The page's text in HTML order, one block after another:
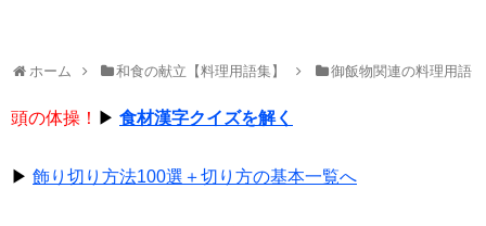
ホーム 和食の献立【料理用語集】 御飯物関連の料理用語
頭の体操！ ▶ 食材漢字クイズを解く
▶ 飾り切り方法100選＋切り方の基本一覧へ